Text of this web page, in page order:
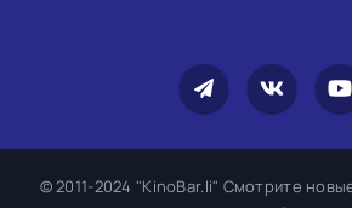
© 2011-2024 "KinoBar.li" Смотрите